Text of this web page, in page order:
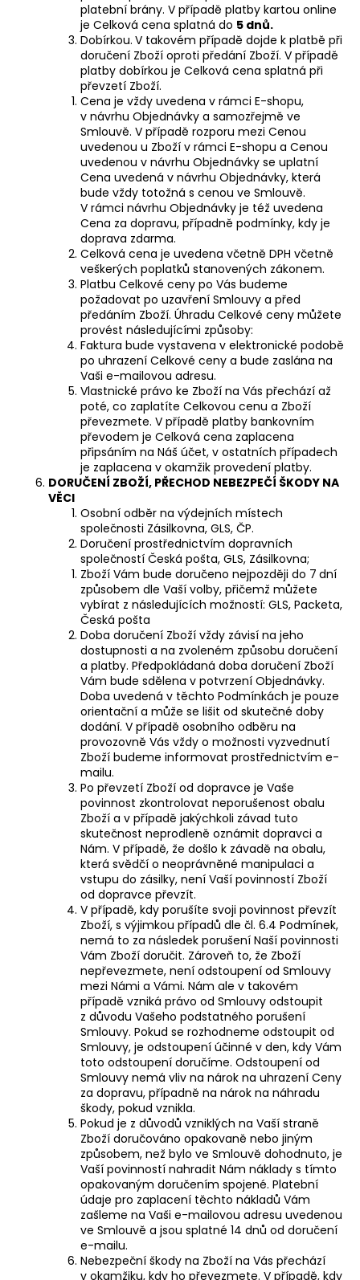
platební brány. V případě platby kartou online
je Celková cena splatná do 5 dnů.
Dobírkou. V takovém případě dojde k platbě při
doručení Zboží oproti předání Zboží. V případě
platby dobírkou je Celková cena splatná při
převzetí Zboží.
Cena je vždy uvedena v rámci E-shopu,
v návrhu Objednávky a samozřejmě ve
Smlouvě. V případě rozporu mezi Cenou
uvedenou u Zboží v rámci E-shopu a Cenou
uvedenou v návrhu Objednávky se uplatní
Cena uvedená v návrhu Objednávky, která
bude vždy totožná s cenou ve Smlouvě.
V rámci návrhu Objednávky je též uvedena
Cena za dopravu, případně podmínky, kdy je
doprava zdarma.
Celková cena je uvedena včetně DPH včetně
veškerých poplatků stanovených zákonem.
Platbu Celkové ceny po Vás budeme
požadovat po uzavření Smlouvy a před
předáním Zboží. Úhradu Celkové ceny můžete
provést následujícími způsoby:
Faktura bude vystavena v elektronické podobě
po uhrazení Celkové ceny a bude zaslána na
Vaši e-mailovou adresu.
Vlastnické právo ke Zboží na Vás přechází až
poté, co zaplatíte Celkovou cenu a Zboží
převezmete. V případě platby bankovním
převodem je Celková cena zaplacena
připsáním na Náš účet, v ostatních případech
je zaplacena v okamžik provedení platby.
DORUČENÍ ZBOŽÍ, PŘECHOD NEBEZPEČÍ ŠKODY NA
VĚCI
Osobní odběr na výdejních místech
společnosti Zásilkovna, GLS, ČP.
Doručení prostřednictvím dopravních
společností Česká pošta, GLS, Zásilkovna;
Zboží Vám bude doručeno nejpozději do 7 dní
způsobem dle Vaší volby, přičemž můžete
vybírat z následujících možností: GLS, Packeta,
Česká pošta
Doba doručení Zboží vždy závisí na jeho
dostupnosti a na zvoleném způsobu doručení
a platby. Předpokládaná doba doručení Zboží
Vám bude sdělena v potvrzení Objednávky.
Doba uvedená v těchto Podmínkách je pouze
orientační a může se lišit od skutečné doby
dodání. V případě osobního odběru na
provozovně Vás vždy o možnosti vyzvednutí
Zboží budeme informovat prostřednictvím e-
mailu.
Po převzetí Zboží od dopravce je Vaše
povinnost zkontrolovat neporušenost obalu
Zboží a v případě jakýchkoli závad tuto
skutečnost neprodleně oznámit dopravci a
Nám. V případě, že došlo k závadě na obalu,
která svědčí o neoprávněné manipulaci a
vstupu do zásilky, není Vaší povinností Zboží
od dopravce převzít.
V případě, kdy porušíte svoji povinnost převzít
Zboží, s výjimkou případů dle čl. 6.4 Podmínek,
nemá to za následek porušení Naší povinnosti
Vám Zboží doručit. Zároveň to, že Zboží
nepřevezmete, není odstoupení od Smlouvy
mezi Námi a Vámi. Nám ale v takovém
případě vzniká právo od Smlouvy odstoupit
z důvodu Vašeho podstatného porušení
Smlouvy. Pokud se rozhodneme odstoupit od
Smlouvy, je odstoupení účinné v den, kdy Vám
toto odstoupení doručíme. Odstoupení od
Smlouvy nemá vliv na nárok na uhrazení Ceny
za dopravu, případně na nárok na náhradu
škody, pokud vznikla.
Pokud je z důvodů vzniklých na Vaší straně
Zboží doručováno opakovaně nebo jiným
způsobem, než bylo ve Smlouvě dohodnuto, je
Vaší povinností nahradit Nám náklady s tímto
opakovaným doručením spojené. Platební
údaje pro zaplacení těchto nákladů Vám
zašleme na Vaši e-mailovou adresu uvedenou
ve Smlouvě a jsou splatné 14 dnů od doručení
e-mailu.
Nebezpeční škody na Zboží na Vás přechází
v okamžiku, kdy ho převezmete. V případě, kdy